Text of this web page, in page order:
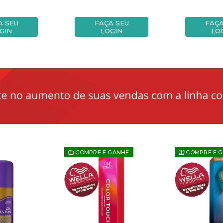
SEU
FAÇA SEU
LOGIN
COMPRE E GANHE COMPRE E